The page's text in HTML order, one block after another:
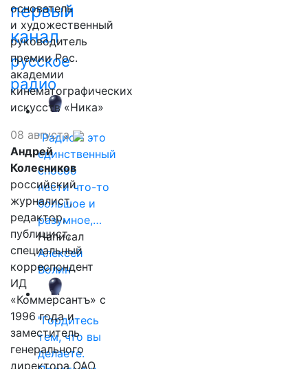
первый
канал
русское
радио
"Радио - это
единственный
способ
нести что-то
большое и
разумное,…
Написал
Алексей
Волин
"Гордитесь
тем, что вы
делаете.
основатель
и художественный
руководитель
премии Рос.
академии
кинематографических
искусств «Ника»
08 августа
Андрей
Колесников
российский
журналист,
редактор,
публицист,
специальный
корреспондент
ИД
«Коммерсантъ» с
1996 года и
заместитель
генерального
директора ОАО